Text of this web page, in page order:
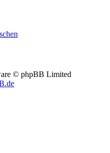
© phpBB Limited